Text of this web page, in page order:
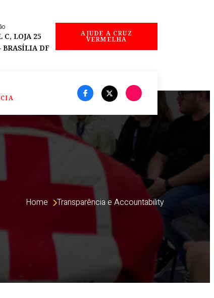
C, LOJA 25
BRASÍLIA DF
AJUDE A CRUZ
VERMELHA
Home Transparência e Accountability